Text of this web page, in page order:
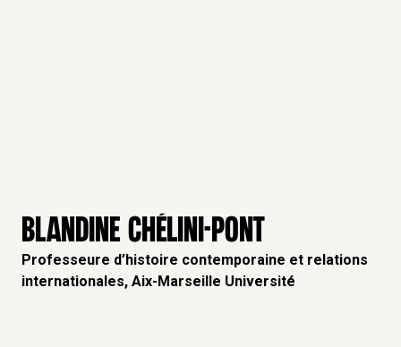
BLANDINE CHÉLINI-PONT
Professeure d’histoire contemporaine et relations
internationales, Aix-Marseille Université